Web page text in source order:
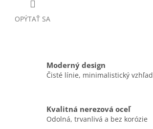
OPÝTAŤ SA
Moderný design
Čisté línie, minimalistický vzhľad
Kvalitná nerezová oceľ
Odolná, trvanlivá a bez korózie